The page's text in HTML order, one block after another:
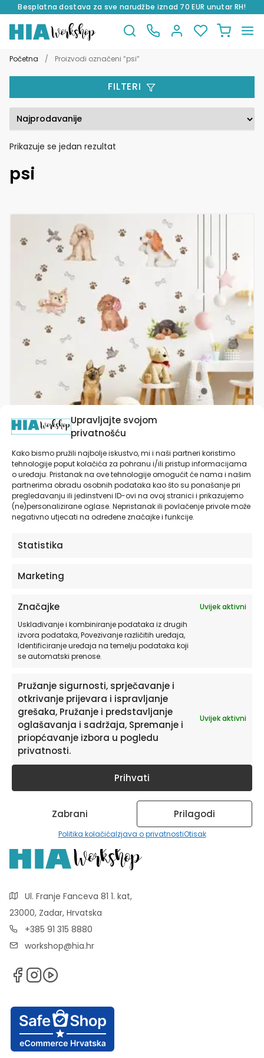
Upravljajte svojom
privatnošću
Kako bismo pružili najbolje iskustvo, mi i naši partneri koristimo
tehnologije poput kolačića za pohranu i/ili pristup informacijama
o uređaju. Pristanak na ove tehnologije omogućit će nama i našim
partnerima obradu osobnih podataka kao što su ponašanje pri
pregledavanju ili jedinstveni ID-ovi na ovoj stranici i prikazujemo
(ne)personalizirane oglase. Nepristanak ili povlačenje privole može
negativno utjecati na određene značajke i funkcije.
Statistika
Marketing
Značajke
Uvijek aktivni
Usklađivanje i kombiniranje podataka iz drugih
izvora podataka, Povezivanje različitih uređaja,
Identificiranje uređaja na temelju podataka koji
se automatski prenose.
Pružanje sigurnosti, sprječavanje i
otkrivanje prijevara i ispravljanje
grešaka, Pružanje i predstavljanje
oglašavanja i sadržaja, Spremanje i
priopćavanje izbora u pogledu
privatnosti.
Uvijek aktivni
Prihvati
Zabrani Prilagodi
Politika kolačićaIzjava o privatnostiOtisak
Besplatna dostava za sve narudžbe iznad 70 EUR unutar RH!
na
do
Početna / Proizvodi označeni “psi”
Prikazuje se jedan rezultat
psi
Naljepnice za zid dječje sobe | Woof Wonders
od19,90€
proizvod
ima
varijanti.
se
mogu
odabrati
na
stranici
proizvoda
FILTERI
Pretplatite se na naš Newsletter
Želite primati savjete i zanimljivosti o uređenju doma te
informacije o novim proizvodima i pogodnostima?
Ul. Franje Fanceva 81 1. kat,
23000, Zadar, Hrvatska
+385 91 315 8880
workshop@hia.hr